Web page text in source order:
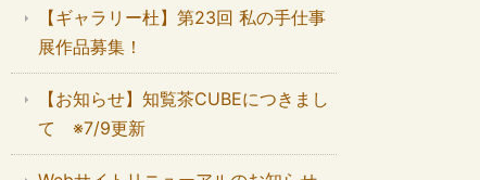
【ギャラリー杜】第23回 私の手仕事
展作品募集！
【お知らせ】知覧茶CUBEにつきまし
て ※7/9更新